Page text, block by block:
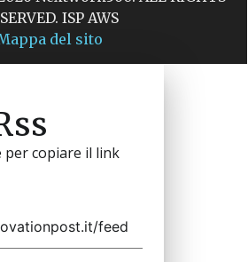
ISP AWS
del sito
per copiare il link